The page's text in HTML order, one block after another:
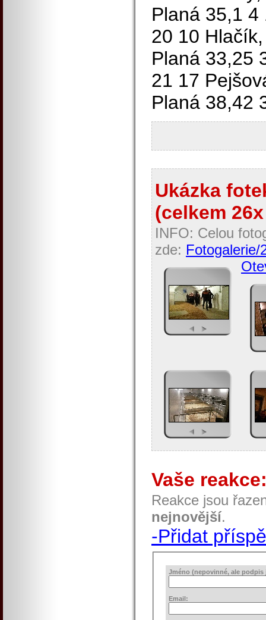
Planá 35,1 4
20 10
Planá 33,25
21 17
Planá 38,42
Ukázka
(celkem
INFO: Celou
zde: Fotogalerie/
Vaše
Reakce jsou
nejnovější.
-Přidat
Jméno (nepovinné, ale podpis
Email: